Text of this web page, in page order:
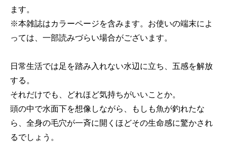
ます。
※本雑誌はカラーページを含みます。お使いの端末によ
っては、一部読みづらい場合がございます。
日常生活では足を踏み入れない水辺に立ち、五感を解放
する。
それだけでも、どれほど気持ちがいいことか。
頭の中で水面下を想像しながら、もしも魚が釣れたな
ら、全身の毛穴が一斉に開くほどその生命感に驚かされ
るでしょう。